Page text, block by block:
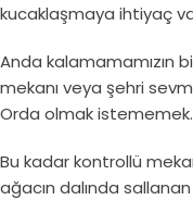
kucaklaşmaya ihtiyaç
Anda kalamamamızın
mekanı veya şehri
Orda olmak istememek.
Bu kadar kontrollü
ağacın dalında